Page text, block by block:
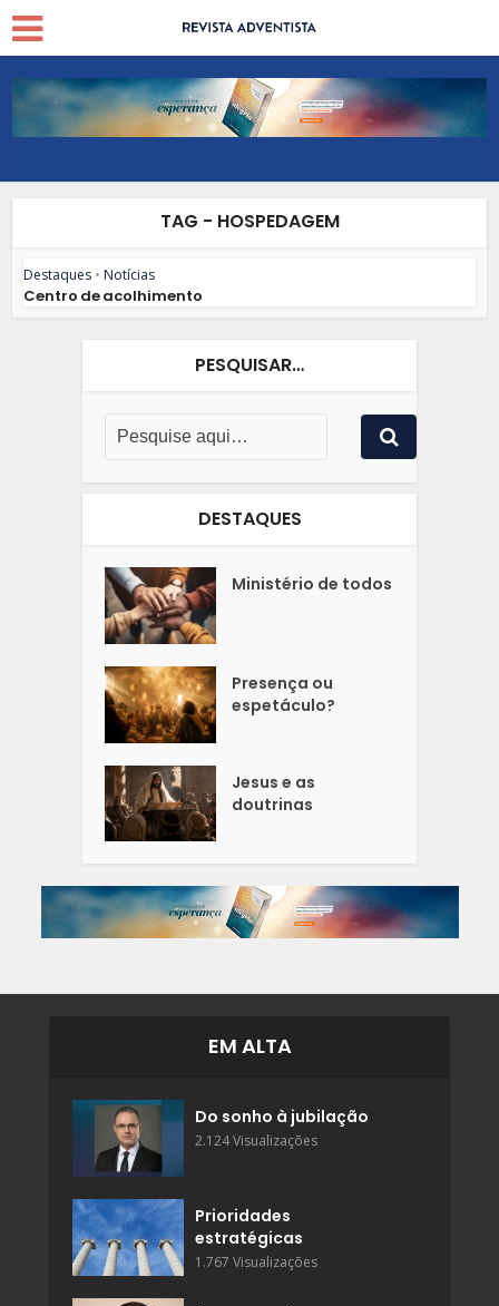
TAG - HOSPEDAGEM
Destaques • Notícias
Centro de acolhimento
PESQUISAR…
DESTAQUES
Ministério de todos
Presença ou
espetáculo?
Jesus e as
doutrinas
EM ALTA
Do sonho à jubilação
2.124 Visualizações
Prioridades
estratégicas
1.767 Visualizações